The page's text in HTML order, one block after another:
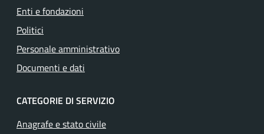
Enti e fondazioni
Politici
Personale amministrativo
Documenti e dati
CATEGORIE DI SERVIZIO
Anagrafe e stato civile